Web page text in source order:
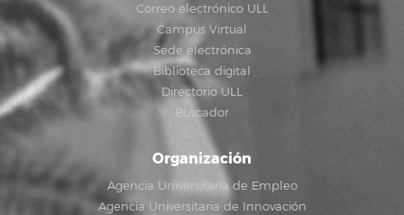
Correo electrónico ULL
Campus Virtual
Sede electrónica
Biblioteca digital
Directorio ULL
Buscador
Organización
Agencia Universitaria de Empleo
Agencia Universitaria de Innovación